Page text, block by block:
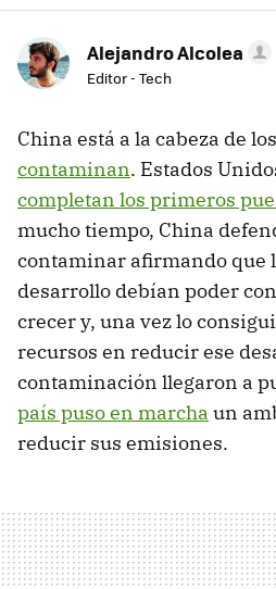
Alejandro Alcolea
Editor - Tech
China está a la cabeza de los
contaminan. Estados
completan los primeros
mucho tiempo, China
contaminar afirmando que
desarrollo debían poder
crecer y, una vez lo
recursos en reducir ese
contaminación llegaron a
país puso en marcha un
reducir sus emisiones.